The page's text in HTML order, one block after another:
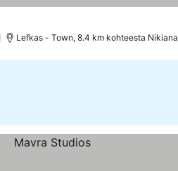
Lefkas - Town, 8.4 km kohteesta Nikiana